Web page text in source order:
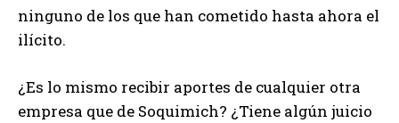
ninguno de los que han cometido hasta ahora el
ilícito.
¿Es lo mismo recibir aportes de cualquier otra
empresa que de Soquimich? ¿Tiene algún juicio